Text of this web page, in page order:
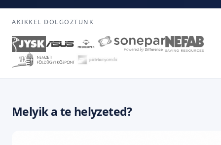
AKIKKEL DOLGOZTUNK
Melyik a te helyzeted?